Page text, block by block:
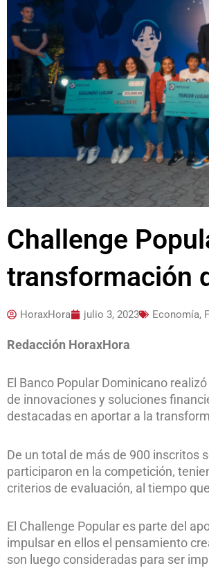
Challenge
transformación
HoraxHora julio 3, 2023 Economía,
Redacción HoraxHora
El Banco Popular Dominicano
de innovaciones y soluciones
destacadas en aportar a la
De un total de más de 900 inscritos
participaron en la competición,
criterios de evaluación, al tiempo
El Challenge Popular es parte del
impulsar en ellos el pensamiento
son luego consideradas para ser